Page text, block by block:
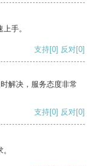
手。
支持[0] 反对[0]
解决，服务态度非常
支持[0] 反对[0]